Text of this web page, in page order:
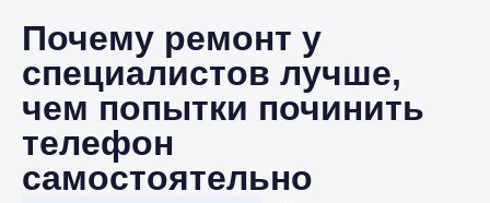
Почему ремонт у
специалистов лучше,
чем попытки починить
телефон
самостоятельно